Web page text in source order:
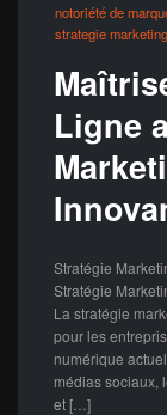
notoriété de
strategie
Ligne
Stratégie
Stratégie
La stratégie
pour les
numérique
médias sociaux,
et […]